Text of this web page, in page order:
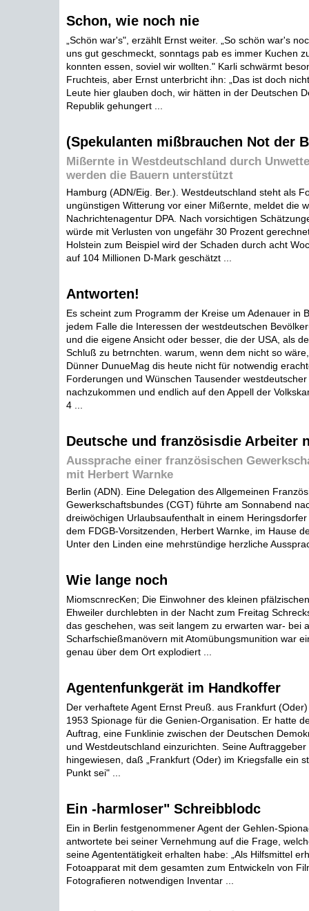
Schon, wie noch nie
„Schön war's", erzählt Ernst weiter. „So schön war's
uns gut geschmeckt, sonntags pab es immer Kuchen
konnten essen, soviel wir wollten." Karli schwärmt
Fruchteis, aber Ernst unterbricht ihn: „Das ist doch
Leute hier glauben doch, wir hätten in der Deutschen
Republik gehungert ...
(Spekulanten mißbrauchen Not der
Mißernte in Westdeutschland durch
werden die Bauern unterstützt
Hamburg (ADN/Eig. Ber.). Westdeutschland steht als
ungünstigen Witterung vor einer Mißernte, meldet die
Nachrichtenagentur DPA. Nach vorsichtigen
würde mit Verlusten von ungefähr 30 Prozent
Holstein zum Beispiel wird der Schaden durch acht
auf 104 Millionen D-Mark geschätzt ...
Antworten!
Es scheint zum Programm der Kreise um Adenauer in
jedem Falle die Interessen der westdeutschen
und die eigene Ansicht oder besser, die der USA, als
Schluß zu betrnchten. warum, wenn dem nicht so
Dünner DunueMag dis heute nicht für notwendig
Forderungen und Wünschen Tausender
nachzukommen und endlich auf den Appell der
4 ...
Deutsche und französisdie Arbeiter
Aussprache einer französischen
mit Herbert Warnke
Berlin (ADN). Eine Delegation des Allgemeinen
Gewerkschaftsbundes (CGT) führte am Sonnabend
dreiwöchigen Urlaubsaufenthalt in einem
dem FDGB-Vorsitzenden, Herbert Warnke, im Hause
Unter den Linden eine mehrstündige herzliche
Wie lange noch
MiomscnrecKen; Die Einwohner des kleinen
Ehweiler durchlebten in der Nacht zum Freitag
das geschehen, was seit langem zu erwarten war- bei
Scharfschießmanövern mit Atomübungsmunition war
genau über dem Ort explodiert ...
Agentenfunkgerät im Handkoffer
Der verhaftete Agent Ernst Preuß. aus Frankfurt
1953 Spionage für die Genien-Organisation. Er hatte
Auftrag, eine Funklinie zwischen der Deutschen
und Westdeutschland einzurichten. Seine
hingewiesen, daß „Frankfurt (Oder) im Kriegsfalle ein
Punkt sei" ...
Ein -harmloser" Schreibblodc
Ein in Berlin festgenommener Agent der Gehlen-
antwortete bei seiner Vernehmung auf die Frage,
seine Agententätigkeit erhalten habe: „Als Hilfsmittel
Fotoapparat mit dem gesamten zum Entwickeln von
Fotografieren notwendigen Inventar ...